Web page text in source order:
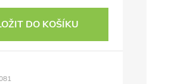
DO KOŠÍKU